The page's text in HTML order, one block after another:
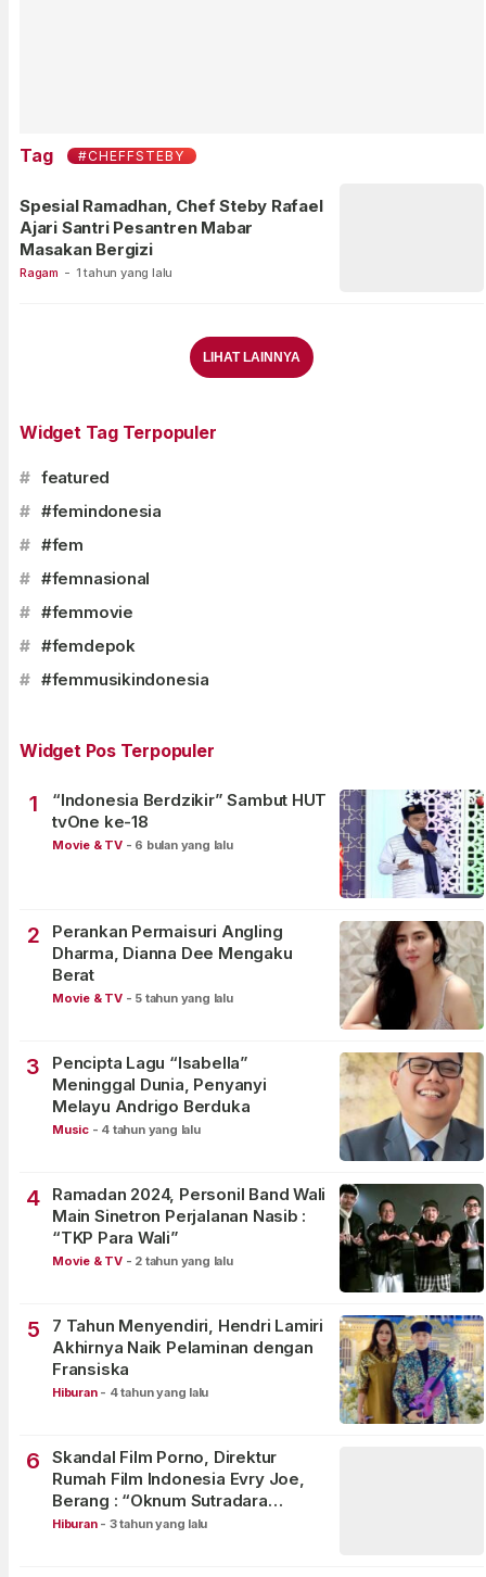
Tag #CHEFFSTEBY
Ragam - 1 tahun yang lalu
Spesial Ramadhan, Chef Steby Rafael
Ajari Santri Pesantren Mabar
Masakan Bergizi
LIHAT LAINNYA
Widget Tag Terpopuler
# featured
# #femindonesia
# #fem
# #femnasional
# #femmovie
# #femdepok
# #femmusikindonesia
Widget Pos Terpopuler
1
“Indonesia Berdzikir” Sambut HUT
tvOne ke-18
Movie & TV - 6 bulan yang lalu
2
Perankan Permaisuri Angling
Dharma, Dianna Dee Mengaku
Berat
Movie & TV - 5 tahun yang lalu
3
Pencipta Lagu “Isabella”
Meninggal Dunia, Penyanyi
Melayu Andrigo Berduka
Music - 4 tahun yang lalu
4
Ramadan 2024, Personil Band Wali
Main Sinetron Perjalanan Nasib :
“TKP Para Wali”
Movie & TV - 2 tahun yang lalu
5
7 Tahun Menyendiri, Hendri Lamiri
Akhirnya Naik Pelaminan dengan
Fransiska
Hiburan - 4 tahun yang lalu
6
Skandal Film Porno, Direktur
Rumah Film Indonesia Evry Joe,
Berang : “Oknum Sutradara
Merusak Perfilman Indonesia”!
Hiburan - 3 tahun yang lalu